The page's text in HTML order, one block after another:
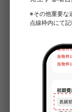
退去時精算手数
料
保証会社
室内清掃費用